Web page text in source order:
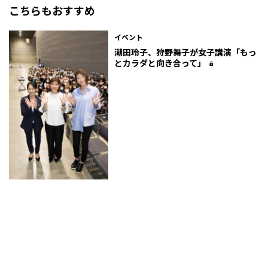
こちらもおすすめ
イベント
潮田玲子、狩野舞子が女子講演「もっ
とカラダと向き合って」